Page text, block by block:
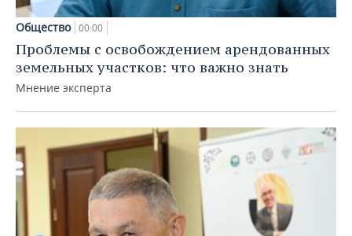
Общество 00:00
Проблемы с освобождением арендованных
земельных участков: что важно знать
Мнение эксперта